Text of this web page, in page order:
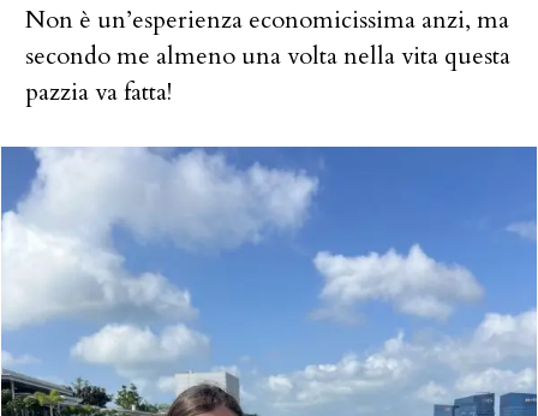
Non è un’esperienza economicissima anzi, ma
secondo me almeno una volta nella vita questa
pazzia va fatta!